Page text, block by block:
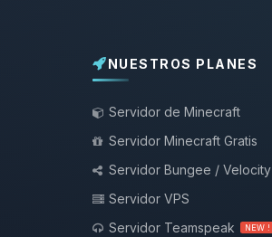
NUESTROS PLANES
Servidor de Minecraft
Servidor Minecraft Gratis
Servidor Bungee / Velocity
Servidor VPS
Servidor Teamspeak
NEW !